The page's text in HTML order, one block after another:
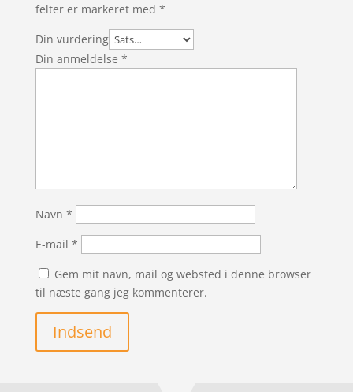
felter er markeret med *
Din vurdering
Din anmeldelse *
Navn *
E-mail *
Gem mit navn, mail og websted i denne browser
til næste gang jeg kommenterer.
Indsend